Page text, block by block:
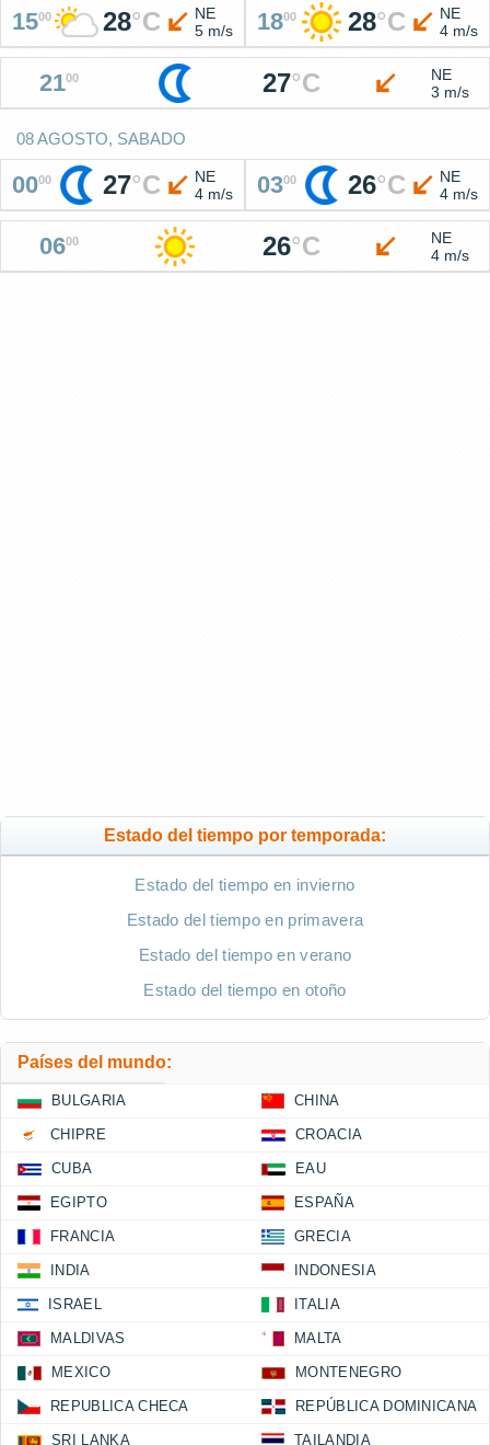
1500 28°C
NE
5 m/s
1800 28°C
NE
4 m/s
2100 27°C
NE
3 m/s
08 AGOSTO, SABADO
0000 27°C
NE
4 m/s
0300 26°C
NE
4 m/s
0600 26°C
NE
4 m/s
Estado del tiempo por temporada:
Estado del tiempo en invierno
Estado del tiempo en primavera
Estado del tiempo en verano
Estado del tiempo en otoño
Países del mundo:
BULGARIA CHINA
CHIPRE CROACIA
CUBA EAU
EGIPTO ESPAÑA
FRANCIA GRECIA
INDIA INDONESIA
ISRAEL ITALIA
MALDIVAS MALTA
MEXICO MONTENEGRO
REPUBLICA CHECA REPÚBLICA DOMINICANA
SRI LANKA TAILANDIA